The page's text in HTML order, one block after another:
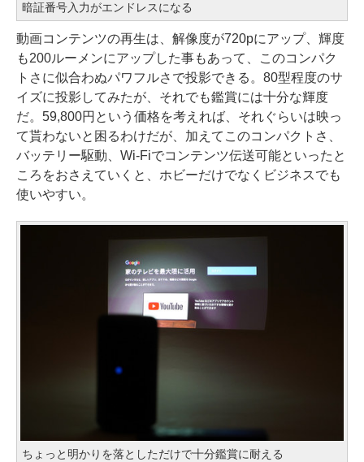
暗証番号入力がエンドレスになる
動画コンテンツの再生は、解像度が720pにアップ、輝度
も200ルーメンにアップした事もあって、このコンパク
トさに似合わぬパワフルさで投影できる。80型程度のサ
イズに投影してみたが、それでも鑑賞には十分な輝度
だ。59,800円という価格を考えれば、それぐらいは映っ
て貰わないと困るわけだが、加えてこのコンパクトさ、
バッテリー駆動、Wi-Fiでコンテンツ伝送可能といったと
ころをおさえていくと、ホビーだけでなくビジネスでも
使いやすい。
ちょっと明かりを落としただけで十分鑑賞に耐える